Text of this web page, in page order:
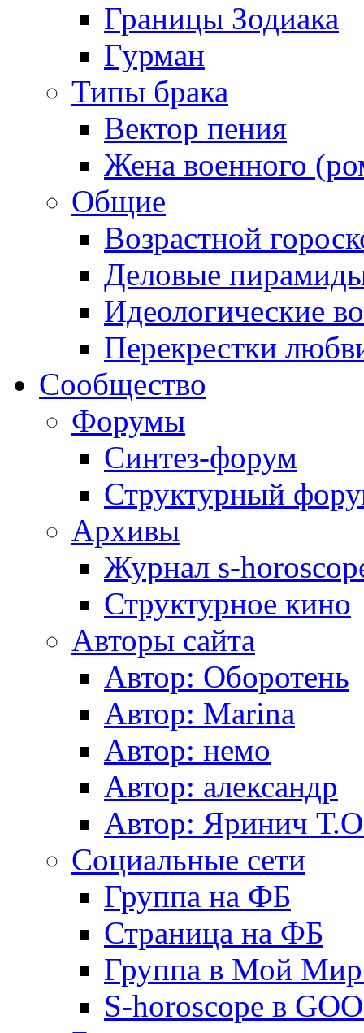
Границы Зодиака
Гурман
Типы брака
Вектор пения
Жена военного
Общие
Возрастной
Деловые
Идеологические
Перекрестки
Сообщество
Форумы
Синтез-форум
Структурный
Архивы
Журнал s-
Структурное кино
Авторы сайта
Автор: Оборотень
Автор: Marina
Автор: немo
Автор: александр
Автор: Яринич
Социальные сети
Группа на ФБ
Страница на ФБ
Группа в Мой
S-horoscope в